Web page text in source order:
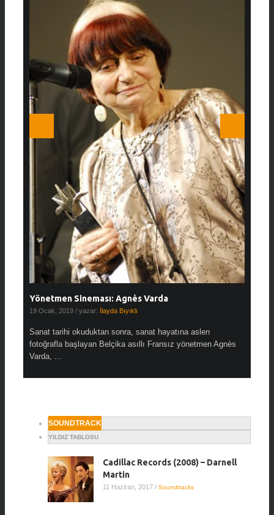
Yönetmen Sineması: Agnès Varda
19 Ocak, 2019 / yazar: İlayda Bıyıklı
Sanat tarihi okuduktan sonra, sanat hayatına aslen
fotoğrafla başlayan Belçika asıllı Fransız yönetmen Agnès
Varda, ...
SOUNDTRACK
YILDIZ TABLOSU
Cadillac Records (2008) – Darnell
Martin
11 Haziran, 2017 / Soundtracks